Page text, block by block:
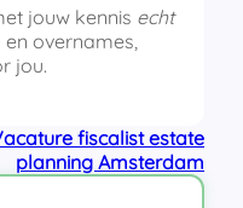
jouw kennis echt
overnames,
jou.
fiscalist estate
planning Amsterdam